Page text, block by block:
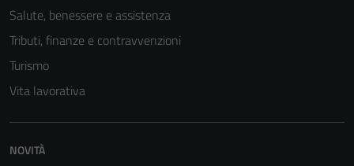
Salute, benessere e assistenza
Tributi, finanze e contravvenzioni
Turismo
Vita lavorativa
NOVITÀ